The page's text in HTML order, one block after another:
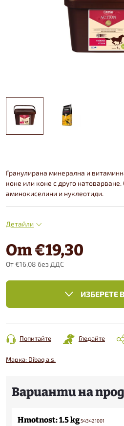
Гранулирана минерална и
коне или коне с друго
аминокиселини и нуклеотиди.
Детайли
От€19,30
От €16,08 без ДДС
цена:
ИЗБЕРЕТЕ
Попитайте Гледайте
Марка: Dibaq a.s.
Hmotnost: 1.5 kg543421001